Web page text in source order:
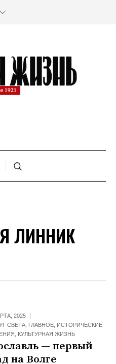
ЛИННИК
2025
СВЕТА ГЛАВНОЕ ИСТОРИЧЕСКИЕ
КУЛЬТУРНАЯ ЖИЗНЬ
— первый
на Волге